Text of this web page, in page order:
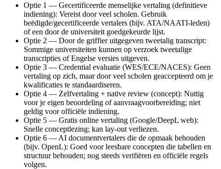
Optie 1 — Gecertificeerde menselijke vertaling (definitieve
indiening): Vereist door veel scholen. Gebruik
beëdigde/gecertificeerde vertalers (bijv. ATA/NAATI-leden)
of een door de universiteit goedgekeurde lijst.
Optie 2 — Door de griffier uitgegeven tweetalig transcript:
Sommige universiteiten kunnen op verzoek tweetalige
transcripties of Engelse versies uitgeven.
Optie 3 — Credential evaluatie (WES/ECE/NACES): Geen
vertaling op zich, maar door veel scholen geaccepteerd om je
kwalificaties te standaardiseren.
Optie 4 — Zelfvertaling + native review (concept): Nuttig
voor je eigen beoordeling of aanvraagvoorbereiding; niet
geldig voor officiële indiening.
Optie 5 — Gratis online vertaling (Google/DeepL web):
Snelle conceptlezing; kan lay-out verliezen.
Optie 6 — AI documentvertalers die de opmaak behouden
(bijv. OpenL): Goed voor leesbare concepten die tabellen en
structuur behouden; nog steeds verifiëren en officiële regels
volgen.